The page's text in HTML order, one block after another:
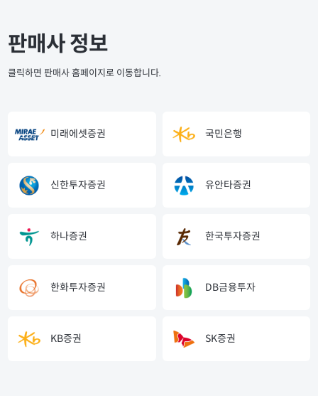
판매사 정보
클릭하면 판매사 홈페이지로 이동합니다.
미래에셋증권 국민은행
신한투자증권 유안타증권
하나증권 한국투자증권
한화투자증권 DB금융투자
KB증권 SK증권